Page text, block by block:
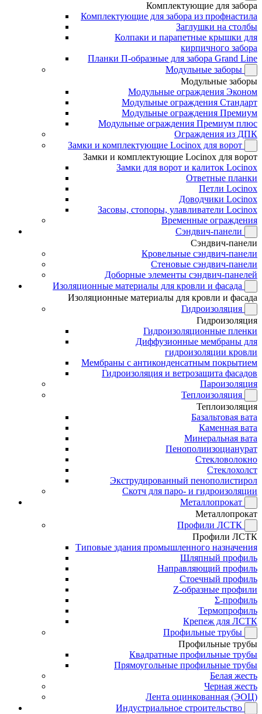
Комплектующие для забора
Комплектующие для забора из профнастила
Заглушки на столбы
Колпаки и парапетные крышки для
кирпичного забора
Планки П-образные для забора Grand Line
Модульные заборы
Модульные заборы
Модульные ограждения Эконом
Модульные ограждения Стандарт
Модульные ограждения Премиум
Модульные ограждения Премиум плюс
Ограждения из ДПК
Замки и комплектующие Locinox для ворот
Замки и комплектующие Locinox для ворот
Замки для ворот и калиток Locinox
Ответные планки
Петли Locinox
Доводчики Locinox
Засовы, стопоры, улавливатели Locinox
Временные ограждения
Сэндвич-панели
Сэндвич-панели
Кровельные сэндвич-панели
Стеновые сэндвич-панели
Доборные элементы сэндвич-панелей
Изоляционные материалы для кровли и фасада
Изоляционные материалы для кровли и фасада
Гидроизоляция
Гидроизоляция
Гидроизоляционные пленки
Диффузионные мембраны для
гидроизоляции кровли
Мембраны с антиконденсатным покрытием
Гидроизоляция и ветрозащита фасадов
Пароизоляция
Теплоизоляция
Теплоизоляция
Базальтовая вата
Каменная вата
Минеральная вата
Пенополиизоцианурат
Стекловолокно
Стеклохолст
Экструдированный пенополистирол
Скотч для паро- и гидроизоляции
Металлопрокат
Металлопрокат
Профили ЛСТК
Профили ЛСТК
Типовые здания промышленного назначения
Шляпный профиль
Направляющий профиль
Стоечный профиль
Z-образные профили
Σ-профиль
Термопрофиль
Крепеж для ЛСТК
Профильные трубы
Профильные трубы
Квадратные профильные трубы
Прямоугольные профильные трубы
Белая жесть
Черная жесть
Лента оцинкованная (ЭОЦ)
Индустриальное строительство